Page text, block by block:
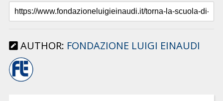
AUTHOR: FONDAZIONE LUIGI EINAUDI